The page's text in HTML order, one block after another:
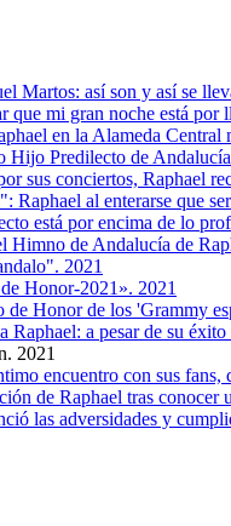
Martos: así son y así se
que mi gran noche está por
en la Alameda Central
Hijo Predilecto de
sus conciertos, Raphael
Raphael al enterarse que
está por encima de lo
Himno de Andalucía de
2021
Honor-2021». 2021
de Honor de los 'Grammy
Raphael: a pesar de su
2021
encuentro con sus
de Raphael tras conocer
las adversidades y